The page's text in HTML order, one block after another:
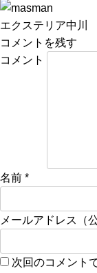
エクステリア中川
コメントを残す
コメント
名前 *
メールアドレス（
次回のコメント